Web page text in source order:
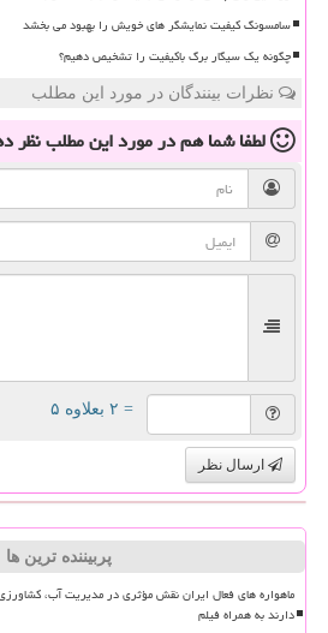
سامسونگ کیفیت نمایشگر های خویش را بهبود می بخشد
چگونه یک سیگار برگ باکیفیت را تشخیص دهیم؟
نظرات بینندگان در مورد این مطلب
لطفا شما همدر مورد این مطلبنظر
= ۲ بعلاوه ۵
ارسال نظر
پربیننده ترین ها
ماهواره های فعال ایران نقش مؤثری در مدیریت آب،
دارند به همراه فیلم